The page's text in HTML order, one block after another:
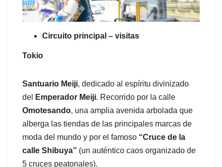
Circuito principal – visitas
Tokio
Santuario Meiji, dedicado al espíritu divinizado
del
Emperador Meiji. Recorrido por la calle
Omotesando, una amplia avenida arbolada que
alberga las tiendas de las principales marcas de
moda del mundo y por el famoso “Cruce de la
calle Shibuya” (un auténtico caos organizado de
5 cruces peatonales).